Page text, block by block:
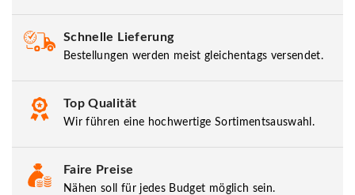
Schnelle Lieferung
Bestellungen werden meist gleichentags versendet.
Top Qualität
Wir führen eine hochwertige Sortimentsauswahl.
Faire Preise
Nähen soll für jedes Budget möglich sein.